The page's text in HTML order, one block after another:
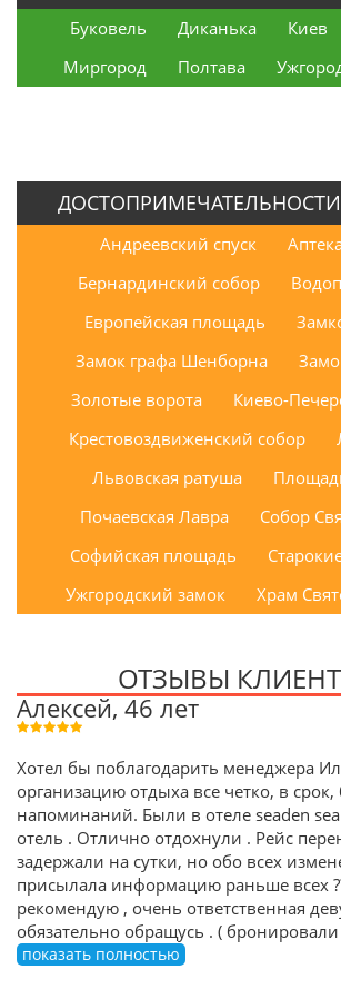
Буковель Диканька Киев
Миргород
Полтава
Андреевский спуск
Бернардинский собор
Европейская площадь
Замок графа Шенборна
Золотые ворота
Киево-
Крестовоздвиженский собор
Львовская ратуша
Почаевская Лавра
Собор
Софийская площадь
Ужгородский замок
Храм
ОТЗЫВЫ
Алексей, 46 лет
Хотел бы поблагодарить менеджера
организацию отдыха все четко, в срок,
напоминаний. Были в отеле seaden
отель . Отлично отдохнули . Рейс
задержали на сутки, но обо всех
присылала информацию раньше всех
рекомендую , очень ответственная
обязательно обращусь . (
показать полностью